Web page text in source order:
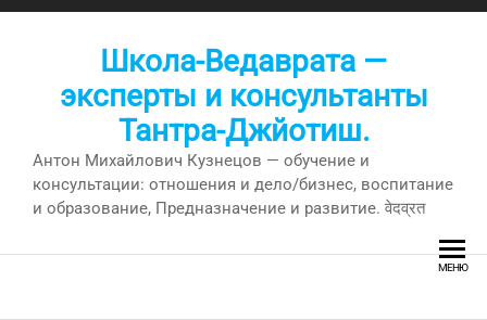
Перейти
Школа-Ведаврата —
эксперты и консультанты
Тантра-Джйотиш.
Антон Михайлович Кузнецов — обучение и
консультации: отношения и дело/бизнес, воспитание
и образование, Предназначение и развитие. वेदव्रत
МЕНЮ